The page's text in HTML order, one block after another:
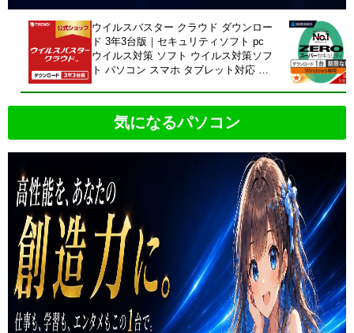
ウイルスバスター クラウド ダウンロー
ド 3年3台版｜セキュリティソフト pc
ウイルス対策 ソフト ウイルス対策ソフ
ト パソコン スマホ タブレット対応 送
気になるパソコン